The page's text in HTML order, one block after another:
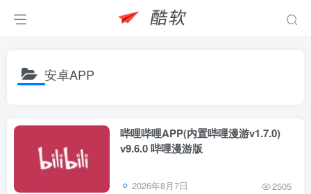
安卓APP
哔哩哔哩APP(内置哔哩漫游v1.7.0)
v9.6.0 哔哩漫游版
2026年8月7日 2505